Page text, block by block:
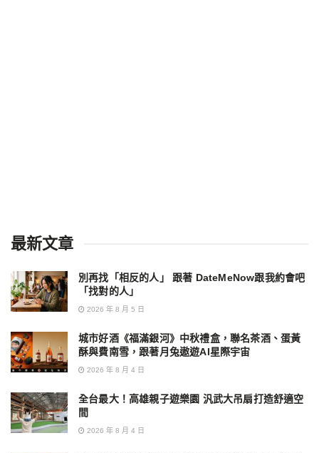
最新文章
別再找「相反的人」 跟著 DateMeNow跟我約會吧
「找對的人」
2026 年 8 月 5 日
城市好酒《福滿銀河》中秋禮盒，聯名茶酒、蛋黃
酥與費南雪，跟著月兔遨遊AI星際宇宙
2026 年 8 月 4 日
全台最大！高雄親子遊樂園 汎武大吊扇打造舒適空
間
2026 年 8 月 4 日